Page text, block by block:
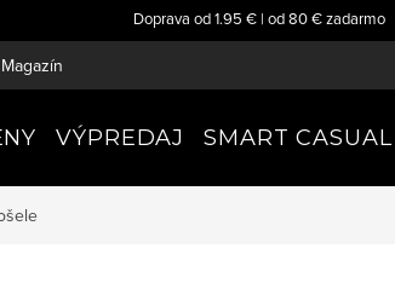
Doprava od 1.95 € | od 80 € zadarmo
Magazín
VÝPREDAJ SMART CASUAL